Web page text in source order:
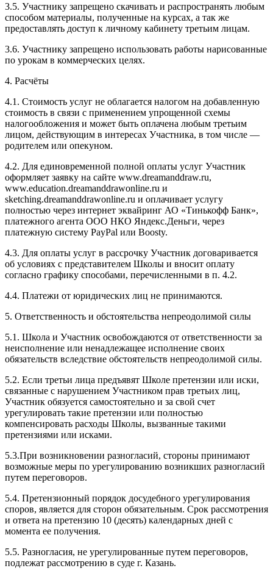
3.5. Участнику запрещено скачивать и распространять любым
способом материалы, полученные на курсах, а так же
предоставлять доступ к личному кабинету третьим лицам.
3.6. Участнику запрещено использовать работы нарисованные
по урокам в коммерческих целях.
4. Расчёты
4.1. Cтоимость услуг не облагается налогом на добавленную
стоимость в связи с применением упрощенной схемы
налогообложения и может быть оплачена любым третьим
лицом, действующим в интересах Участника, в том числе —
родителем или опекуном.
4.2. Для единовременной полной оплаты услуг Участник
оформляет заявку на сайте www.dreamanddraw.ru,
www.education.dreamanddrawonline.ru и
sketching.dreamanddrawonline.ru и оплачивает услугу
полностью через интернет эквайринг АО «Тинькофф Банк»,
платежного агента ООО НКО Яндекс.Деньги, через
платежную систему PayPal или Boosty.
4.3. Для оплаты услуг в рассрочку Участник договаривается
об условиях с представителем Школы и вносит оплату
согласно графику способами, перечисленными в п. 4.2.
4.4. Платежи от юридических лиц не принимаются.
5. Ответственность и обстоятельства непреодолимой силы
5.1. Школа и Участник освобождаются от ответственности за
неисполнение или ненадлежащее исполнение своих
обязательств вследствие обстоятельств непреодолимой силы.
5.2. Если третьи лица предъявят Школе претензии или иски,
связанные с нарушением Участником прав третьих лиц,
Участник обязуется самостоятельно и за свой счет
урегулировать такие претензии или полностью
компенсировать расходы Школы, вызванные такими
претензиями или исками.
5.3.При возникновении разногласий, стороны принимают
возможные меры по урегулированию возникших разногласий
путем переговоров.
5.4. Претензионный порядок досудебного урегулирования
споров, является для сторон обязательным. Срок рассмотрения
и ответа на претензию 10 (десять) календарных дней с
момента ее получения.
5.5. Разногласия, не урегулированные путем переговоров,
подлежат рассмотрению в суде г. Казань.